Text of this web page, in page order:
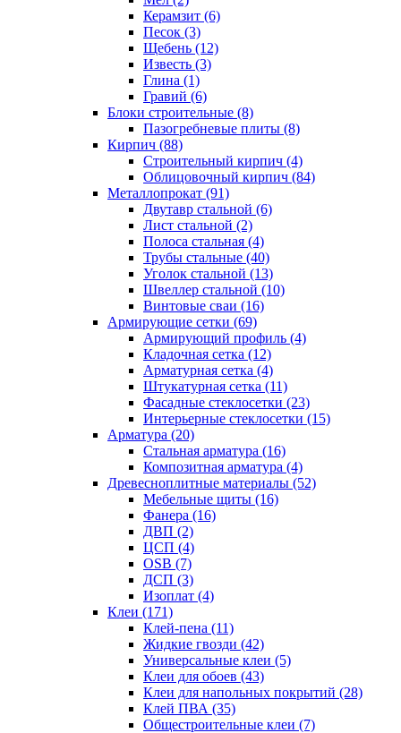
Керамзит (6)
Песок (3)
Щебень (12)
Известь (3)
Глина (1)
Гравий (6)
Блоки строительные (8)
Пазогребневые плиты (8)
Кирпич (88)
Строительный кирпич (4)
Облицовочный кирпич (84)
Металлопрокат (91)
Двутавр стальной (6)
Лист стальной (2)
Полоса стальная (4)
Трубы стальные (40)
Уголок стальной (13)
Швеллер стальной (10)
Винтовые сваи (16)
Армирующие сетки (69)
Армирующий профиль (4)
Кладочная сетка (12)
Арматурная сетка (4)
Штукатурная сетка (11)
Фасадные стеклосетки (23)
Интерьерные стеклосетки (15)
Арматура (20)
Стальная арматура (16)
Композитная арматура (4)
Древесноплитные материалы (52)
Мебельные щиты (16)
Фанера (16)
ДВП (2)
ЦСП (4)
OSB (7)
ДСП (3)
Изоплат (4)
Клеи (171)
Клей-пена (11)
Жидкие гвозди (42)
Универсальные клеи (5)
Клеи для обоев (43)
Клеи для напольных покрытий (28)
Клей ПВА (35)
Общестроительные клеи (7)